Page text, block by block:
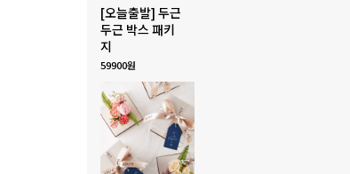
[오늘출발] 두근
두근 박스 패키
지
59900원